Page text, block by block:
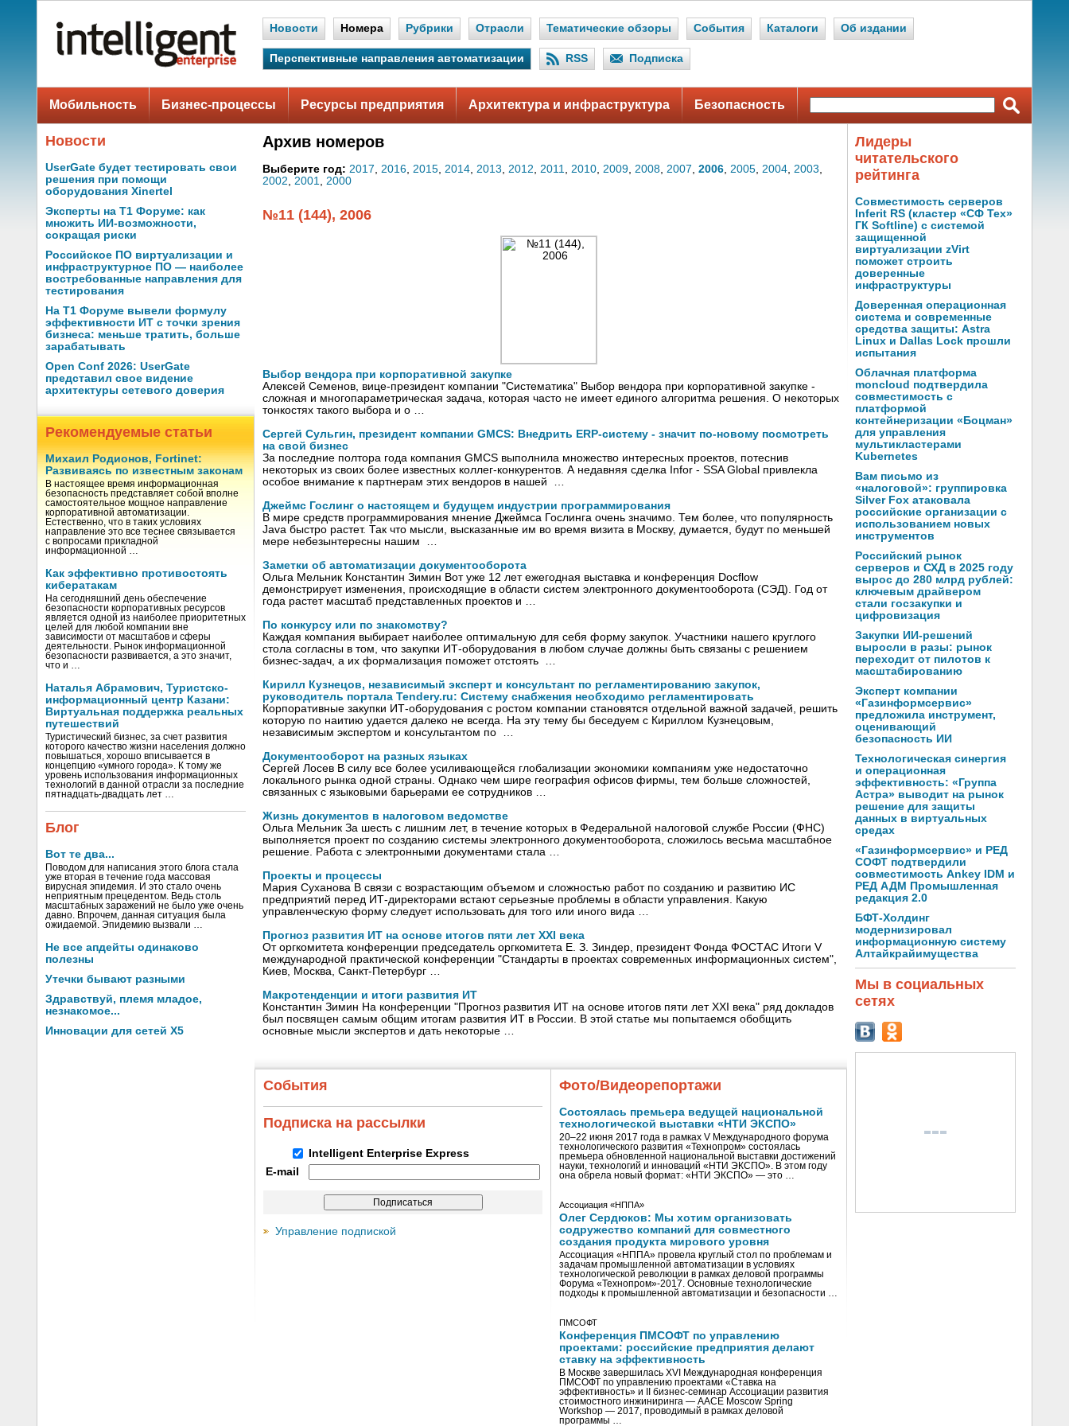
Новости Номера Рубрики Отрасли Тематические обзоры События Каталоги Об издании
Перспективные направления автоматизации RSS Подписка
Мобильность Бизнес-процессы Ресурсы предприятия Архитектура и инфраструктура Безопасность
Новости
UserGate будет тестировать свои
решения при помощи
оборудования Xinertel
Эксперты на Т1 Форуме: как
множить ИИ-возможности,
сокращая риски
Российское ПО виртуализации и
инфраструктурное ПО — наиболее
востребованные направления для
тестирования
На Т1 Форуме вывели формулу
эффективности ИТ с точки зрения
бизнеса: меньше тратить, больше
зарабатывать
Open Conf 2026: UserGate
представил свое видение
архитектуры сетевого доверия
Рекомендуемые статьи
Михаил Родионов, Fortinet:
Развиваясь по известным законам
В настоящее время информационная
безопасность представляет собой вполне
самостоятельное мощное направление
корпоративной автоматизации.
Естественно, что в таких условиях
направление это все теснее связывается
с вопросами прикладной
информационной …
Как эффективно противостоять
кибератакам
На сегодняшний день обеспечение
безопасности корпоративных ресурсов
является одной из наиболее приоритетных
целей для любой компании вне
зависимости от масштабов и сферы
деятельности. Рынок информационной
безопасности развивается, а это значит,
что и …
Наталья Абрамович, Туристско-
информационный центр Казани:
Виртуальная поддержка реальных
путешествий
Туристический бизнес, за счет развития
которого качество жизни населения должно
повышаться, хорошо вписывается в
концепцию «умного города». К тому же
уровень использования информационных
технологий в данной отрасли за последние
пятнадцать-двадцать лет …
Блог
Вот те два...
Поводом для написания этого блога стала
уже вторая в течение года массовая
вирусная эпидемия. И это стало очень
неприятным прецедентом. Ведь столь
масштабных заражений не было уже очень
давно. Впрочем, данная ситуация была
ожидаемой. Эпидемию вызвали …
Не все апдейты одинаково
полезны
Утечки бывают разными
Здравствуй, племя младое,
незнакомое...
Инновации для сетей X5
Архив номеров
Выберите год: 2017, 2016, 2015, 2014, 2013, 2012, 2011, 2010, 2009, 2008, 2007, 2006, 2005, 2004, 2003,
2002, 2001, 2000
№11 (144), 2006
Выбор вендора при корпоративной закупке
Алексей Семенов, вице-президент компании "Систематика" Выбор вендора при корпоративной закупке -
сложная и многопараметрическая задача, которая часто не имеет единого алгоритма решения. О некоторых
тонкостях такого выбора и о …
Сергей Сульгин, президент компании GMCS: Внедрить ERP-систему - значит по-новому посмотреть
на свой бизнес
За последние полтора года компания GMCS выполнила множество интересных проектов, потеснив
некоторых из своих более известных коллег-конкурентов. А недавняя сделка Infor - SSA Global привлекла
особое внимание к партнерам этих вендоров в нашей …
Джеймс Гослинг о настоящем и будущем индустрии программирования
В мире средств программирования мнение Джеймса Гослинга очень значимо. Тем более, что популярность
Java быстро растет. Так что мысли, высказанные им во время визита в Москву, думается, будут по меньшей
мере небезынтересны нашим …
Заметки об автоматизации документооборота
Ольга Мельник Константин Зимин Вот уже 12 лет ежегодная выставка и конференция Docflow
демонстрирует изменения, происходящие в области систем электронного документооборота (СЭД). Год от
года растет масштаб представленных проектов и …
По конкурсу или по знакомству?
Каждая компания выбирает наиболее оптимальную для себя форму закупок. Участники нашего круглого
стола согласны в том, что закупки ИТ-оборудования в любом случае должны быть связаны с решением
бизнес-задач, а их формализация поможет отстоять …
Кирилл Кузнецов, независимый эксперт и консультант по регламентированию закупок,
руководитель портала Tendery.ru: Систему снабжения необходимо регламентировать
Корпоративные закупки ИТ-оборудования с ростом компании становятся отдельной важной задачей, решить
которую по наитию удается далеко не всегда. На эту тему бы беседуем с Кириллом Кузнецовым,
независимым экспертом и консультантом по …
Документооборот на разных языках
Сергей Лосев В силу все более усиливающейся глобализации экономики компаниям уже недостаточно
локального рынка одной страны. Однако чем шире география офисов фирмы, тем больше сложностей,
связанных с языковыми барьерами ее сотрудников …
Жизнь документов в налоговом ведомстве
Ольга Мельник За шесть с лишним лет, в течение которых в Федеральной налоговой службе России (ФНС)
выполняется проект по созданию системы электронного документооборота, сложилось весьма масштабное
решение. Работа с электронными документами стала …
Проекты и процессы
Мария Суханова В связи с возрастающим объемом и сложностью работ по созданию и развитию ИС
предприятий перед ИТ-директорами встают серьезные проблемы в области управления. Какую
управленческую форму следует использовать для того или иного вида …
Прогноз развития ИТ на основе итогов пяти лет XXI века
От оргкомитета конференции председатель оргкомитета Е. З. Зиндер, президент Фонда ФОСТАС Итоги V
международной практической конференции "Стандарты в проектах современных информационных систем",
Киев, Москва, Санкт-Петербург …
Макротенденции и итоги развития ИТ
Константин Зимин На конференции "Прогноз развития ИТ на основе итогов пяти лет XXI века" ряд докладов
был посвящен самым общим итогам развития ИТ в России. В этой статье мы попытаемся обобщить
основные мысли экспертов и дать некоторые …
События
Подписка на рассылки
Intelligent Enterprise Express
E-mail
Управление подпиской
Фото/Видеорепортажи
Состоялась премьера ведущей национальной
технологической выставки «НТИ ЭКСПО»
20–22 июня 2017 года в рамках V Международного форума
технологического развития «Технопром» состоялась
премьера обновленной национальной выставки достижений
науки, технологий и инноваций «НТИ ЭКСПО». В этом году
она обрела новый формат: «НТИ ЭКСПО» — это …
Ассоциация «НППА»
Олег Сердюков: Мы хотим организовать
содружество компаний для совместного
создания продукта мирового уровня
Ассоциация «НППА» провела круглый стол по проблемам и
задачам промышленной автоматизации в условиях
технологической революции в рамках деловой программы
Форума «Технопром»-2017. Основные технологические
подходы к промышленной автоматизации и безопасности …
ПМСОФТ
Конференция ПМСОФТ по управлению
проектами: российские предприятия делают
ставку на эффективность
В Москве завершилась XVI Международная конференция
ПМСОФТ по управлению проектами «Ставка на
эффективность» и II бизнес-семинар Ассоциации развития
стоимостного инжиниринга — AACE Moscow Spring
Workshop — 2017, проводимый в рамках деловой
программы …
Лидеры
читательского
рейтинга
Совместимость серверов
Inferit RS (кластер «СФ Тех»
ГК Softline) с системой
защищенной
виртуализации zVirt
поможет строить
доверенные
инфраструктуры
Доверенная операционная
система и современные
средства защиты: Astra
Linux и Dallas Lock прошли
испытания
Облачная платформа
moncloud подтвердила
совместимость с
платформой
контейнеризации «Боцман»
для управления
мультикластерами
Kubernetes
Вам письмо из
«налоговой»: группировка
Silver Fox атаковала
российские организации с
использованием новых
инструментов
Российский рынок
серверов и СХД в 2025 году
вырос до 280 млрд рублей:
ключевым драйвером
стали госзакупки и
цифровизация
Закупки ИИ-решений
выросли в разы: рынок
переходит от пилотов к
масштабированию
Эксперт компании
«Газинформсервис»
предложила инструмент,
оценивающий
безопасность ИИ
Технологическая синергия
и операционная
эффективность: «Группа
Астра» выводит на рынок
решение для защиты
данных в виртуальных
средах
«Газинформсервис» и РЕД
СОФТ подтвердили
совместимость Ankey IDM и
РЕД АДМ Промышленная
редакция 2.0
БФТ-Холдинг
модернизировал
информационную систему
Алтайкрайимущества
Мы в социальных
сетях